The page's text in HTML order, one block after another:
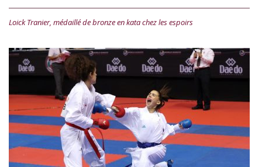
Loick Tranier, médaillé de bronze en kata chez les espoirs